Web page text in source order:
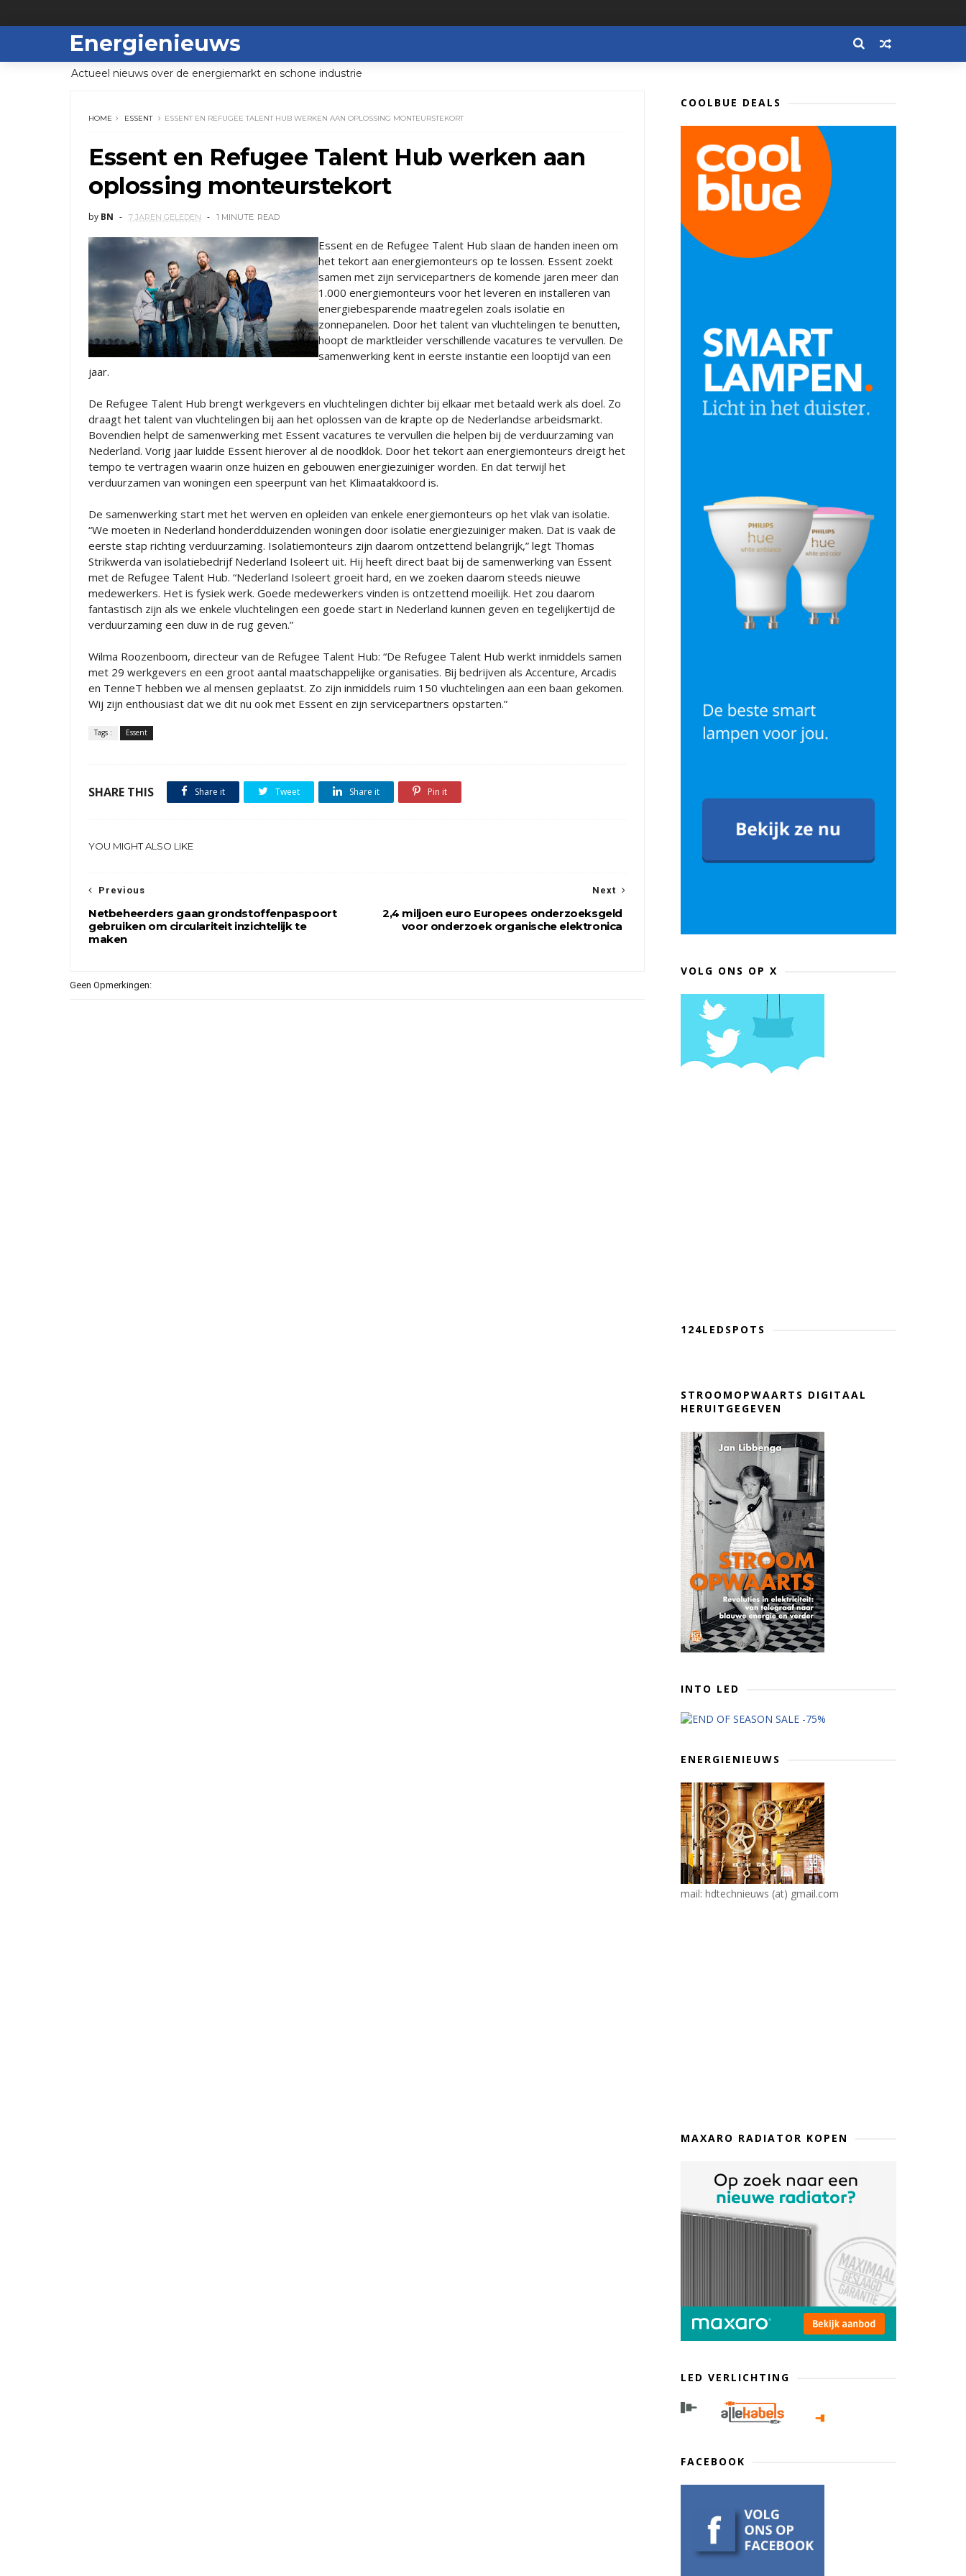
Energienieuws
Actueel nieuws over de energiemarkt en schone industrie
HOME ESSENT ESSENT EN REFUGEE TALENT HUB WERKEN AAN OPLOSSING MONTEURSTEKORT
Essent en Refugee Talent Hub werken aan
oplossing monteurstekort
by BN 7 JAREN GELEDEN 1 MINUTE READ
Essent en de Refugee Talent Hub slaan de handen ineen om
het tekort aan energiemonteurs op te lossen. Essent zoekt
samen met zijn servicepartners de komende jaren meer dan
1.000 energiemonteurs voor het leveren en installeren van
energiebesparende maatregelen zoals isolatie en
zonnepanelen. Door het talent van vluchtelingen te benutten,
hoopt de marktleider verschillende vacatures te vervullen. De
samenwerking kent in eerste instantie een looptijd van een
jaar.
De Refugee Talent Hub brengt werkgevers en vluchtelingen dichter bij elkaar met betaald werk als doel. Zo
draagt het talent van vluchtelingen bij aan het oplossen van de krapte op de Nederlandse arbeidsmarkt.
Bovendien helpt de samenwerking met Essent vacatures te vervullen die helpen bij de verduurzaming van
Nederland. Vorig jaar luidde Essent hierover al de noodklok. Door het tekort aan energiemonteurs dreigt het
tempo te vertragen waarin onze huizen en gebouwen energiezuiniger worden. En dat terwijl het
verduurzamen van woningen een speerpunt van het Klimaatakkoord is.
De samenwerking start met het werven en opleiden van enkele energiemonteurs op het vlak van isolatie.
“We moeten in Nederland honderdduizenden woningen door isolatie energiezuiniger maken. Dat is vaak de
eerste stap richting verduurzaming. Isolatiemonteurs zijn daarom ontzettend belangrijk,” legt Thomas
Strikwerda van isolatiebedrijf Nederland Isoleert uit. Hij heeft direct baat bij de samenwerking van Essent
met de Refugee Talent Hub. “Nederland Isoleert groeit hard, en we zoeken daarom steeds nieuwe
medewerkers. Het is fysiek werk. Goede medewerkers vinden is ontzettend moeilijk. Het zou daarom
fantastisch zijn als we enkele vluchtelingen een goede start in Nederland kunnen geven en tegelijkertijd de
verduurzaming een duw in de rug geven.”
Wilma Roozenboom, directeur van de Refugee Talent Hub: “De Refugee Talent Hub werkt inmiddels samen
met 29 werkgevers en een groot aantal maatschappelijke organisaties. Bij bedrijven als Accenture, Arcadis
en TenneT hebben we al mensen geplaatst. Zo zijn inmiddels ruim 150 vluchtelingen aan een baan gekomen.
Wij zijn enthousiast dat we dit nu ook met Essent en zijn servicepartners opstarten.”
Tags : Essent
SHARE THIS Share it Tweet Share it Pin it
YOU MIGHT ALSO LIKE
Next
2,4 miljoen euro Europees onderzoeksgeld
voor onderzoek organische elektronica
Previous
Netbeheerders gaan grondstoffenpaspoort
gebruiken om circulariteit inzichtelijk te
maken
Geen Opmerkingen:
COOLBUE DEALS
VOLG ONS OP X
124LEDSPOTS
STROOMOPWAARTS DIGITAAL
HERUITGEGEVEN
INTO LED
ENERGIENIEUWS
mail: hdtechnieuws (at) gmail.com
MAXARO RADIATOR KOPEN
LED VERLICHTING
FACEBOOK